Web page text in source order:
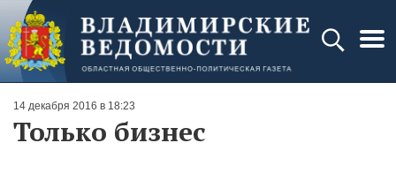
14 декабря 2016 в 18:23
Только бизнес